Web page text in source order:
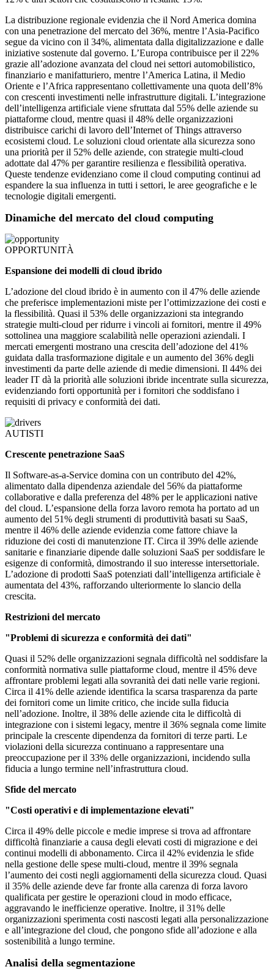
La distribuzione regionale evidenzia che il Nord America domina
con una penetrazione del mercato del 36%, mentre l’Asia-Pacifico
segue da vicino con il 34%, alimentata dalla digitalizzazione e dalle
iniziative sostenute dal governo. L’Europa contribuisce per il 22%
grazie all’adozione avanzata del cloud nei settori automobilistico,
finanziario e manifatturiero, mentre l’America Latina, il Medio
Oriente e l’Africa rappresentano collettivamente una quota dell’8%
con crescenti investimenti nelle infrastrutture digitali. L’integrazione
dell’intelligenza artificiale viene sfruttata dal 55% delle aziende su
piattaforme cloud, mentre quasi il 48% delle organizzazioni
distribuisce carichi di lavoro dell’Internet of Things attraverso
ecosistemi cloud. Le soluzioni cloud orientate alla sicurezza sono
una priorità per il 52% delle aziende, con strategie multi-cloud
adottate dal 47% per garantire resilienza e flessibilità operativa.
Queste tendenze evidenziano come il cloud computing continui ad
espandere la sua influenza in tutti i settori, le aree geografiche e le
tecnologie digitali emergenti.
Dinamiche del mercato del cloud computing
OPPORTUNITÀ
Espansione dei modelli di cloud ibrido
L’adozione del cloud ibrido è in aumento con il 47% delle aziende
che preferisce implementazioni miste per l’ottimizzazione dei costi e
la flessibilità. Quasi il 53% delle organizzazioni sta integrando
strategie multi-cloud per ridurre i vincoli ai fornitori, mentre il 49%
sottolinea una maggiore scalabilità nelle operazioni aziendali. I
mercati emergenti mostrano una crescita dell’adozione del 41%
guidata dalla trasformazione digitale e un aumento del 36% degli
investimenti da parte delle aziende di medie dimensioni. Il 44% dei
leader IT dà la priorità alle soluzioni ibride incentrate sulla sicurezza,
evidenziando forti opportunità per i fornitori che soddisfano i
requisiti di privacy e conformità dei dati.
AUTISTI
Crescente penetrazione SaaS
Il Software-as-a-Service domina con un contributo del 42%,
alimentato dalla dipendenza aziendale del 56% da piattaforme
collaborative e dalla preferenza del 48% per le applicazioni native
del cloud. L’espansione della forza lavoro remota ha portato ad un
aumento del 51% degli strumenti di produttività basati su SaaS,
mentre il 46% delle aziende evidenzia come fattore chiave la
riduzione dei costi di manutenzione IT. Circa il 39% delle aziende
sanitarie e finanziarie dipende dalle soluzioni SaaS per soddisfare le
esigenze di conformità, dimostrando il suo interesse intersettoriale.
L’adozione di prodotti SaaS potenziati dall’intelligenza artificiale è
aumentata del 43%, rafforzando ulteriormente lo slancio della
crescita.
Restrizioni del mercato
"Problemi di sicurezza e conformità dei dati"
Quasi il 52% delle organizzazioni segnala difficoltà nel soddisfare la
conformità normativa sulle piattaforme cloud, mentre il 45% deve
affrontare problemi legati alla sovranità dei dati nelle varie regioni.
Circa il 41% delle aziende identifica la scarsa trasparenza da parte
dei fornitori come un limite critico, che incide sulla fiducia
nell’adozione. Inoltre, il 38% delle aziende cita le difficoltà di
integrazione con i sistemi legacy, mentre il 36% segnala come limite
principale la crescente dipendenza da fornitori di terze parti. Le
violazioni della sicurezza continuano a rappresentare una
preoccupazione per il 33% delle organizzazioni, incidendo sulla
fiducia a lungo termine nell’infrastruttura cloud.
Sfide del mercato
"Costi operativi e di implementazione elevati"
Circa il 49% delle piccole e medie imprese si trova ad affrontare
difficoltà finanziarie a causa degli elevati costi di migrazione e dei
continui modelli di abbonamento. Circa il 42% evidenzia le sfide
nella gestione delle spese multi-cloud, mentre il 39% segnala
l’aumento dei costi negli aggiornamenti della sicurezza cloud. Quasi
il 35% delle aziende deve far fronte alla carenza di forza lavoro
qualificata per gestire le operazioni cloud in modo efficace,
aggravando le inefficienze operative. Inoltre, il 31% delle
organizzazioni sperimenta costi nascosti legati alla personalizzazione
e all’integrazione del cloud, che pongono sfide all’adozione e alla
sostenibilità a lungo termine.
Analisi della segmentazione